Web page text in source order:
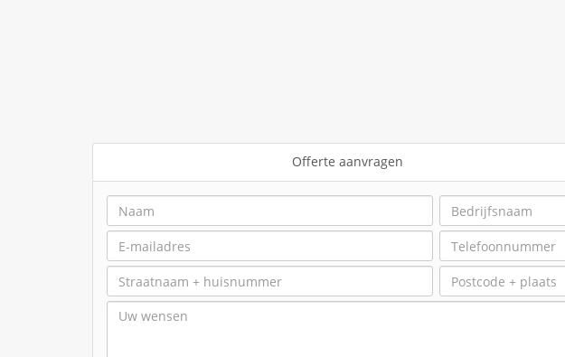
Offerte aanvragen